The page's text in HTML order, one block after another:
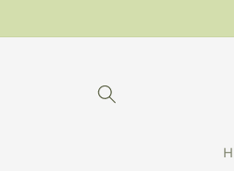
Inhalt